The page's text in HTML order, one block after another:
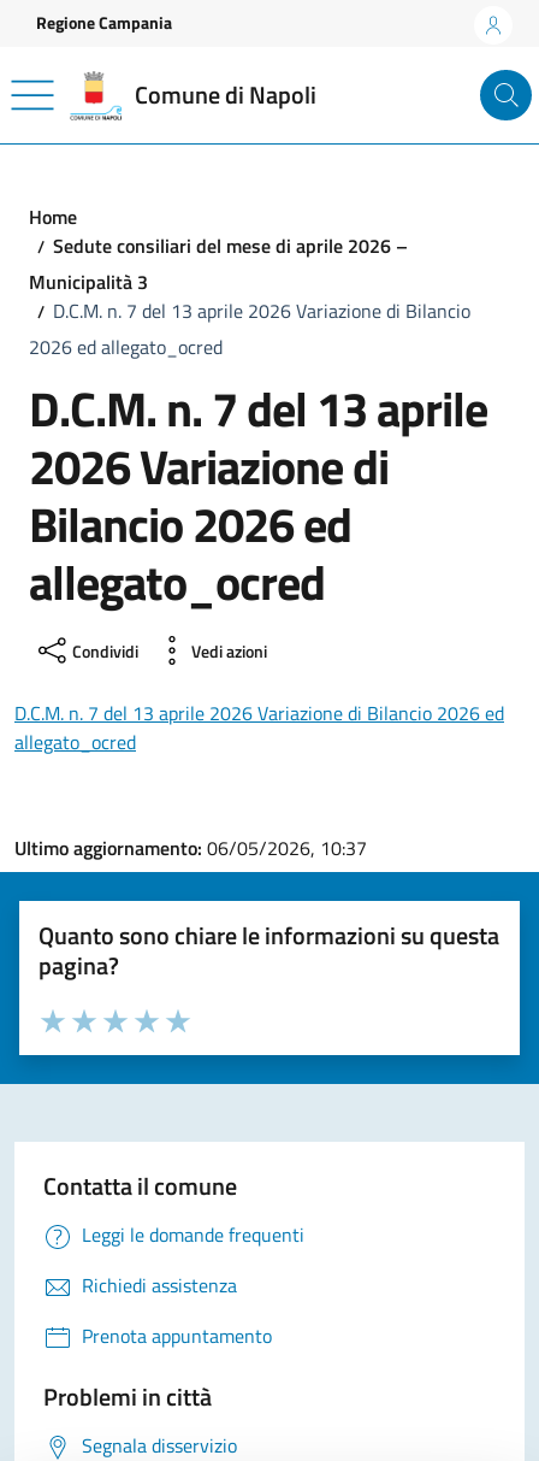
Vai ai contenuti
Vai al footer
Regione Campania
Comune di Napoli
Home
Sedute consiliari del mese di aprile 2026 –
Municipalità 3
D.C.M. n. 7 del 13 aprile 2026 Variazione di Bilancio
2026 ed allegato_ocred
D.C.M. n. 7 del 13 aprile
2026 Variazione di
Bilancio 2026 ed
allegato_ocred
Condividi Vedi azioni
D.C.M. n. 7 del 13 aprile 2026 Variazione di Bilancio 2026 ed
allegato_ocred
Ultimo aggiornamento: 06/05/2026, 10:37
Quanto sono chiare le informazioni su questa
pagina?
Valuta la chiarezza delle informazioni (da 1 a 5 stelle)
Seleziona il numero di stelle per valutare la chiarezza delle
Valuta 5 stelle su 5
Valuta 4 stelle su 5
Valuta 3 stelle su 5
Valuta 2 stelle su 5
Valuta 1 stelle su 5
Contatta il comune
Leggi le domande frequenti
Richiedi assistenza
Prenota appuntamento
Problemi in città
Segnala disservizio